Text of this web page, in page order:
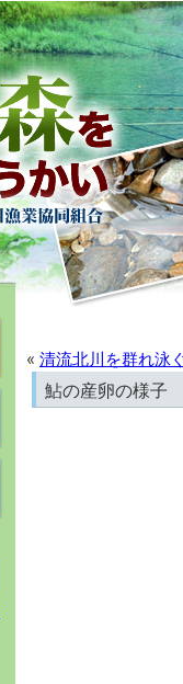
« 清流北川を群れ泳
鮎の産卵の様子